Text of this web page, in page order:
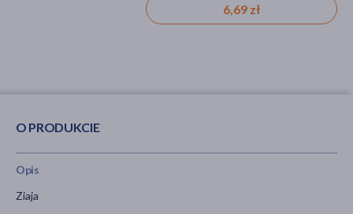
8,99 zł
8,99 zł
6,69 zł
O PRODUKCIE
Opis
Ziaja